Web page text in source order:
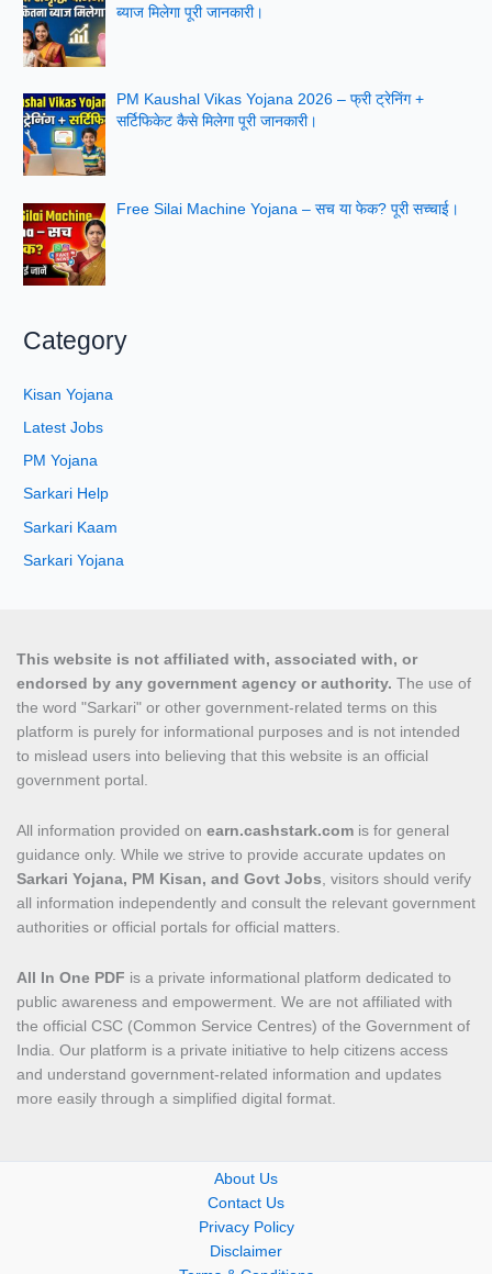
ब्याज मिलेगा पूरी जानकारी।
PM Kaushal Vikas Yojana 2026 – फ्री ट्रेनिंग +
सर्टिफिकेट कैसे मिलेगा पूरी जानकारी।
Free Silai Machine Yojana – सच या फेक? पूरी सच्चाई।
Category
Kisan Yojana
Latest Jobs
PM Yojana
Sarkari Help
Sarkari Kaam
Sarkari Yojana
This website is not affiliated with, associated with, or
endorsed by any government agency or authority. The use of
the word "Sarkari" or other government-related terms on this
platform is purely for informational purposes and is not intended
to mislead users into believing that this website is an official
government portal.
All information provided on earn.cashstark.com is for general
guidance only. While we strive to provide accurate updates on
Sarkari Yojana, PM Kisan, and Govt Jobs, visitors should verify
all information independently and consult the relevant government
authorities or official portals for official matters.
All In One PDF is a private informational platform dedicated to
public awareness and empowerment. We are not affiliated with
the official CSC (Common Service Centres) of the Government of
India. Our platform is a private initiative to help citizens access
and understand government-related information and updates
more easily through a simplified digital format.
About Us
Contact Us
Privacy Policy
Disclaimer